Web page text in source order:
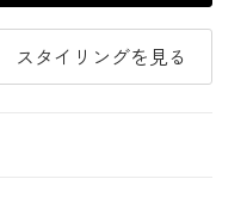
スタイリングを見る